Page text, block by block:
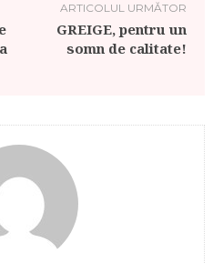
ARTICOLUL URMĂTOR
GREIGE, pentru un
somn de calitate!